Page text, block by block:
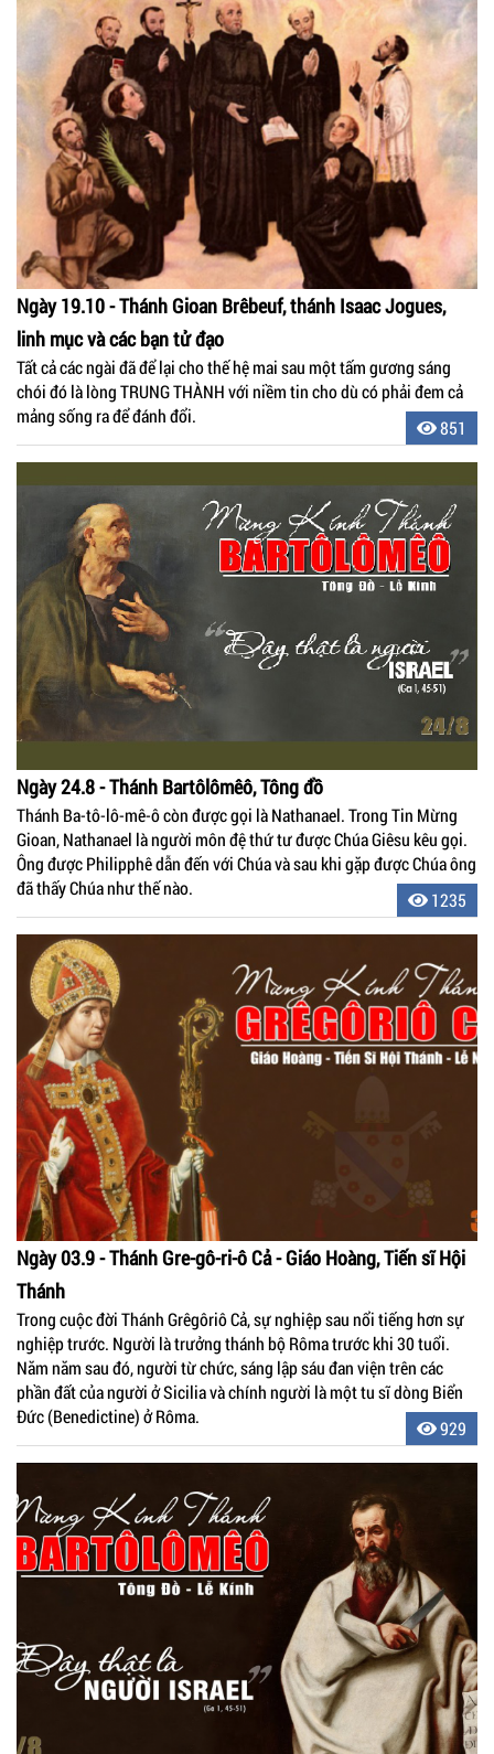
Ngày 19.10 - Thánh Gioan Brêbeuf, thánh Isaac Jogues,
linh mục và các bạn tử đạo
Tất cả các ngài đã để lại cho thế hệ mai sau một tấm gương sáng
chói đó là lòng TRUNG THÀNH với niềm tin cho dù có phải đem cả
mảng sống ra để đánh đổi.
851
Ngày 24.8 - Thánh Bartôlômêô, Tông đồ
Thánh Ba-tô-lô-mê-ô còn được gọi là Nathanael. Trong Tin Mừng
Gioan, Nathanael là người môn đệ thứ tư được Chúa Giêsu kêu gọi.
Ông được Philipphê dẫn đến với Chúa và sau khi gặp được Chúa ông
đã thấy Chúa như thế nào.
1235
Ngày 03.9 - Thánh Gre-gô-ri-ô Cả - Giáo Hoàng, Tiến sĩ Hội
Thánh
Trong cuộc đời Thánh Grêgôriô Cả, sự nghiệp sau nổi tiếng hơn sự
nghiệp trước. Người là trưởng thánh bộ Rôma trước khi 30 tuổi.
Năm năm sau đó, người từ chức, sáng lập sáu đan viện trên các
phần đất của người ở Sicilia và chính người là một tu sĩ dòng Biển
Ðức (Benedictine) ở Rôma.
929